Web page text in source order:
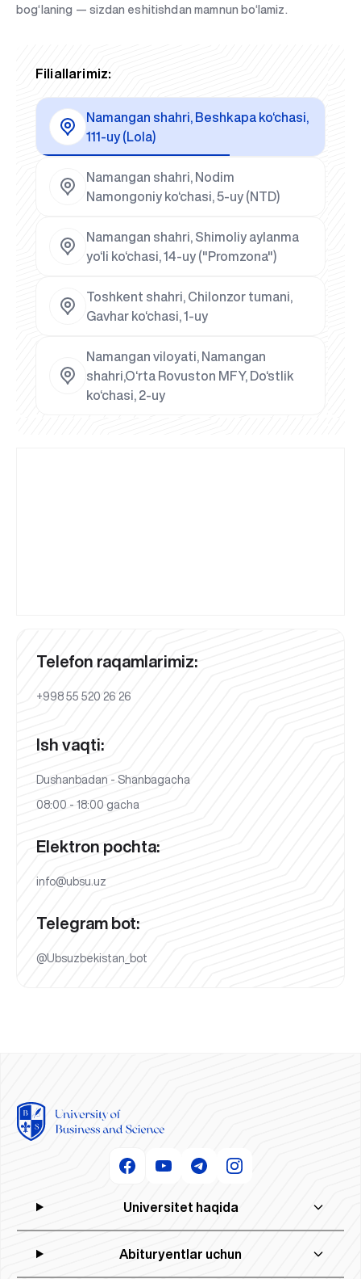
bog‘laning — sizdan eshitishdan mamnun bo‘lamiz.
Filiallarimiz:
Namangan shahri, Beshkapa ko‘chasi,
111-uy (Lola)
Namangan shahri, Nodim
Namongoniy ko‘chasi, 5-uy (NTD)
Namangan shahri, Shimoliy aylanma
yo‘li ko‘chasi, 14-uy ("Promzona")
Toshkent shahri, Chilonzor tumani,
Gavhar ko‘chasi, 1-uy
Namangan viloyati, Namangan
shahri,O‘rta Rovuston MFY, Do‘stlik
ko‘chasi, 2-uy
Telefon raqamlarimiz:
+998 55 520 26 26
Ish vaqti:
Dushanbadan - Shanbagacha
08:00 - 18:00 gacha
Elektron pochta:
info@ubsu.uz
Telegram bot:
@Ubsuzbekistan_bot
Universitet haqida
Abituryentlar uchun